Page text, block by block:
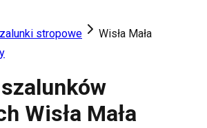
stropowe
Wisła Mała
Wisła Mała